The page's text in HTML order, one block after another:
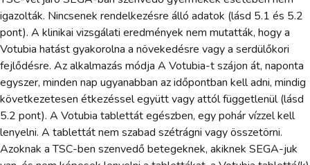
igazolták. Nincsenek rendelkezésre álló adatok (lásd 5.1 és 5.2
pont). A klinikai vizsgálati eredmények nem mutatták, hogy a
Votubia hatást gyakorolna a növekedésre vagy a serdülőkori
fejlődésre. Az alkalmazás módja A Votubia-t szájon át, naponta
egyszer, minden nap ugyanabban az időpontban kell adni, mindig
következetesen étkezéssel együtt vagy attól függetlenül (lásd
5.2 pont). A Votubia tablettát egészben, egy pohár vízzel kell
lenyelni. A tablettát nem szabad szétrágni vagy összetörni.
Azoknak a TSC-ben szenvedő betegeknek, akiknek SEGA-juk